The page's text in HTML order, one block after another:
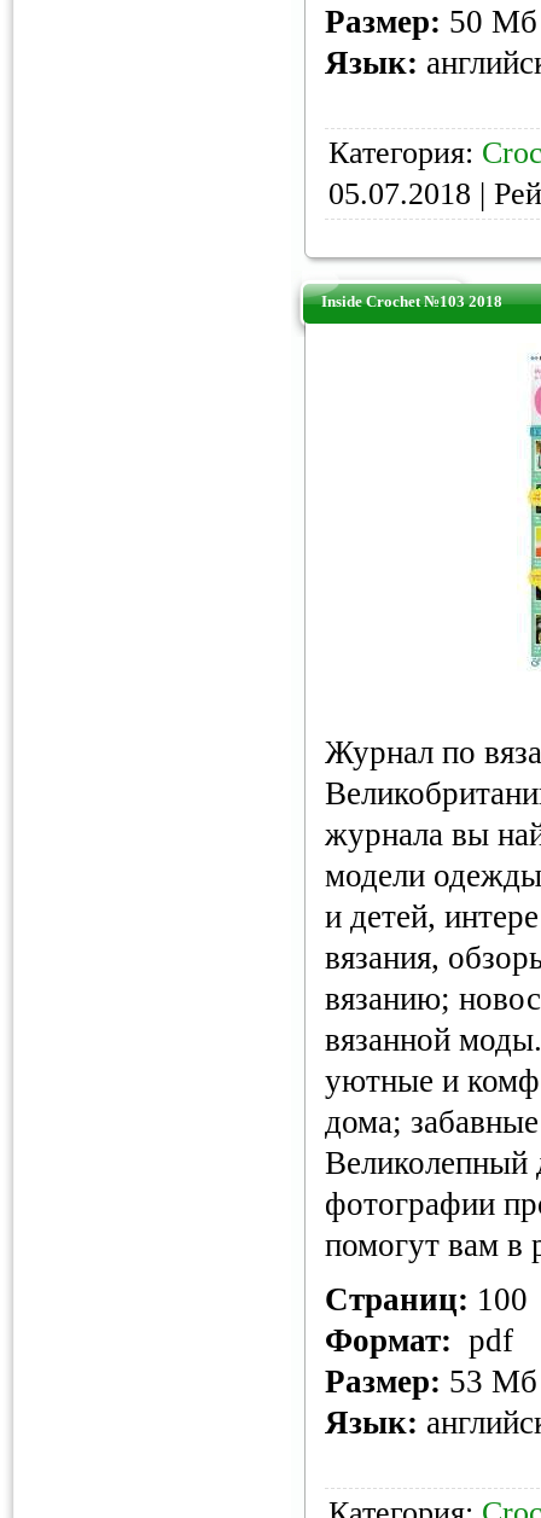
Размер: 50 Мб
Язык:
Категория:
05.07.2018 |
Inside Crochet №103 2018
Журнал по
журнала вы
модели
и детей,
вязания,
вязанию;
вязанной
уютные и
дома;
Великолепный
фотографии
помогут вам в
Страниц: 100
Формат: pdf
Размер: 53 Мб
Язык: